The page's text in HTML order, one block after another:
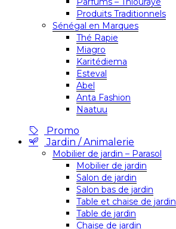
Produits Traditionnels
Sénégal en Marques
Thé Rapie
Miagro
Karitédiema
Esteval
Abel
Anta Fashion
Naatuu
Promo
Jardin / Animalerie
Mobilier de jardin – Parasol
Mobilier de jardin
Salon de jardin
Salon bas de jardin
Table et chaise de jardin
Table de jardin
Chaise de jardin